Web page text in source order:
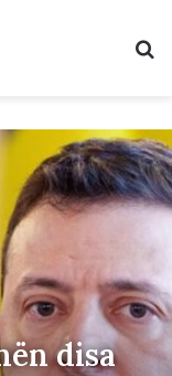
disa